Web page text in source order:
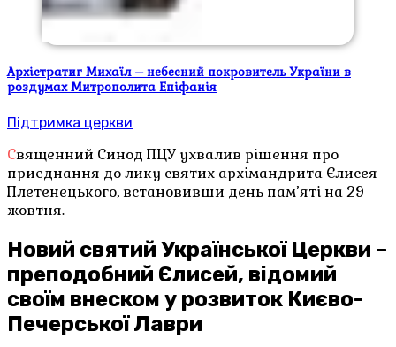
Архістратиг Михаїл – небесний покровитель України в
роздумах Митрополита Епіфанія
Підтримка церкви
Священний Синод ПЦУ ухвалив рішення про
приєднання до лику святих архімандрита Єлисея
Плетенецького, встановивши день пам’яті на 29
жовтня.
Новий святий Української Церкви –
преподобний Єлисей, відомий
своїм внеском у розвиток Києво-
Печерської Лаври